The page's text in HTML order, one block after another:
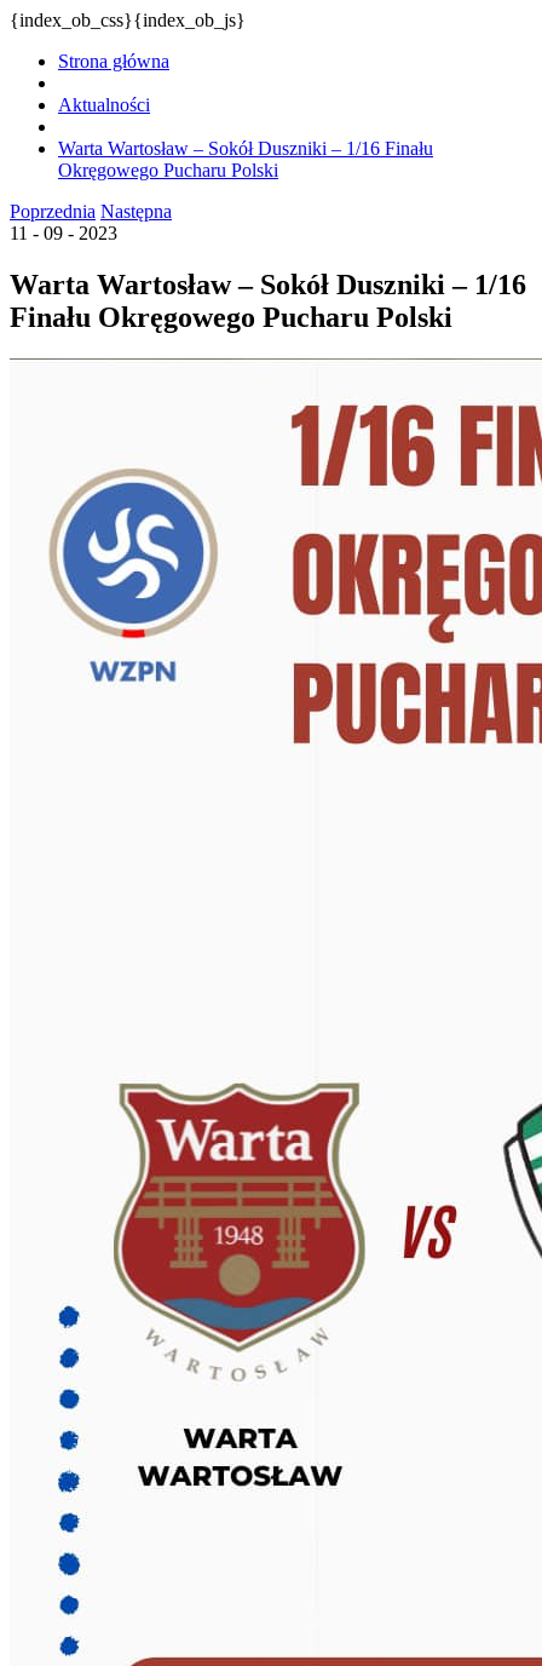
{index_ob_css}{index_ob_js}
Strona główna
Aktualności
Warta Wartosław – Sokół Duszniki – 1/16 Finału
Okręgowego Pucharu Polski
Poprzednia Następna
11 - 09 - 2023
Warta Wartosław – Sokół Duszniki – 1/16
Finału Okręgowego Pucharu Polski